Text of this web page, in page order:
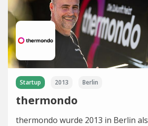
Startup 2013 Berlin
thermondo
thermondo wurde 2013 in Berlin als